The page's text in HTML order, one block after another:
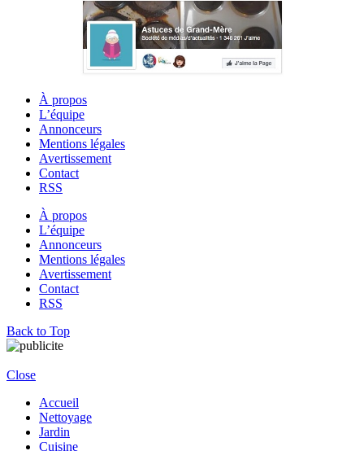
À propos
L’équipe
Annonceurs
Mentions légales
Avertissement
Contact
RSS
À propos
L’équipe
Annonceurs
Mentions légales
Avertissement
Contact
RSS
Back to Top
Close
Accueil
Nettoyage
Jardin
Cuisine